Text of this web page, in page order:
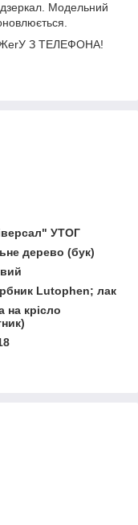
Модельний
З ТЕЛЕФОНА!
УТОГ
дерево (бук)
Lutophen; лак
на крісло